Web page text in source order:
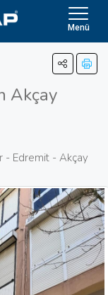
Menü
Akçay
- Edremit - Akçay